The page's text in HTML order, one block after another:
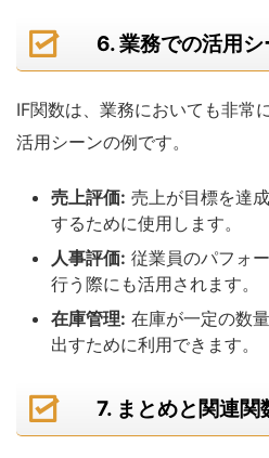
6. 業務での活用シ
IF関数は、業務においても非常
活用シーンの例です。
売上評価: 売上が目標を達
するために使用します。
人事評価: 従業員のパフォ
行う際にも活用されます。
在庫管理: 在庫が一定の数
出すために利用できます。
7. まとめと関連関